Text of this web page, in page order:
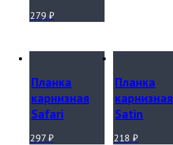
279 ₽
Планка
карнизная
Safari
297 ₽
Планка
карнизная
Satin
218₽